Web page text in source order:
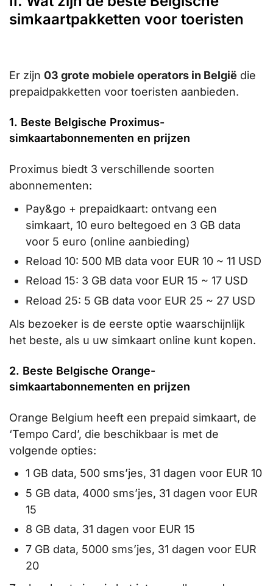
simkaartpakketten voor toeristen
Er zijn 03 grote mobiele operators in België die
prepaidpakketten voor toeristen aanbieden.
1. Beste Belgische Proximus-
simkaartabonnementen en prijzen
Proximus biedt 3 verschillende soorten
abonnementen:
Pay&go + prepaidkaart: ontvang een
simkaart, 10 euro beltegoed en 3 GB data
voor 5 euro (online aanbieding)
Reload 10: 500 MB data voor EUR 10 ~ 11 USD
Reload 15: 3 GB data voor EUR 15 ~ 17 USD
Reload 25: 5 GB data voor EUR 25 ~ 27 USD
Als bezoeker is de eerste optie waarschijnlijk
het beste, als u uw simkaart online kunt kopen.
2. Beste Belgische Orange-
simkaartabonnementen en prijzen
Orange Belgium heeft een prepaid simkaart, de
‘Tempo Card’, die beschikbaar is met de
volgende opties:
1 GB data, 500 sms’jes, 31 dagen voor EUR 10
5 GB data, 4000 sms’jes, 31 dagen voor EUR
15
8 GB data, 31 dagen voor EUR 15
7 GB data, 5000 sms’jes, 31 dagen voor EUR
20